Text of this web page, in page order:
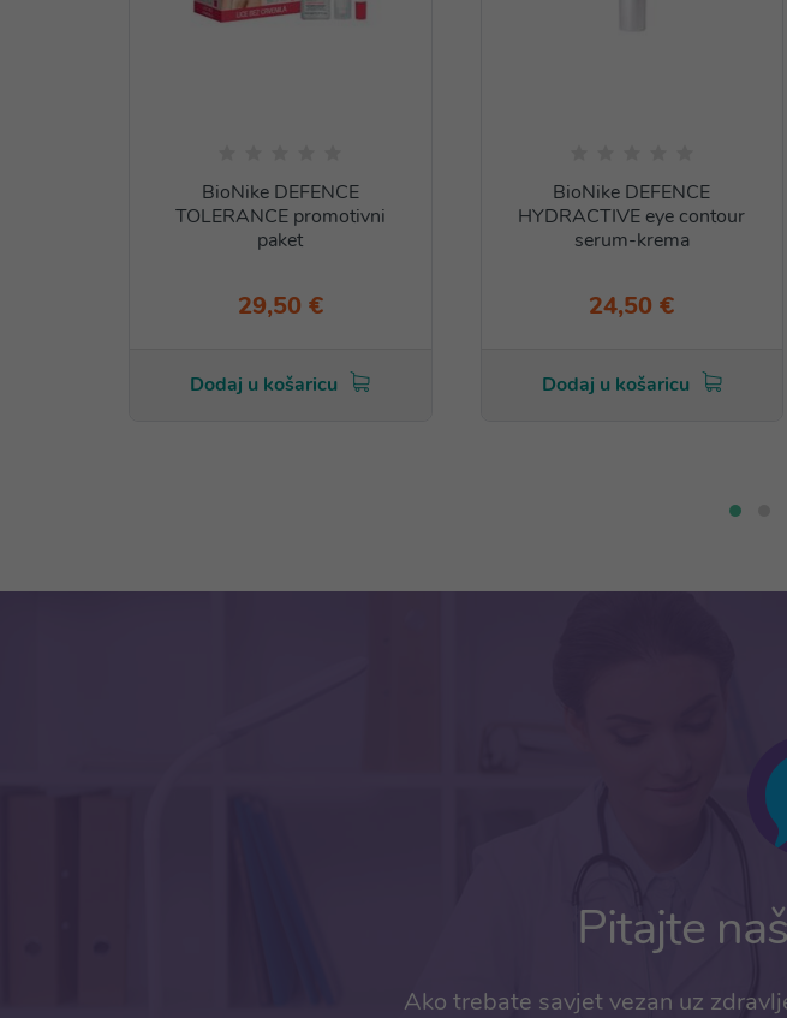
BioNike DEFENCE
TOLERANCE promotivni
paket
29,50 €
Dodaj u košaricu
BioNike DEFENCE
HYDRACTIVE eye contour
serum-krema
24,50 €
Dodaj u košaricu
Pitajte
Ako trebate savjet vezan uz